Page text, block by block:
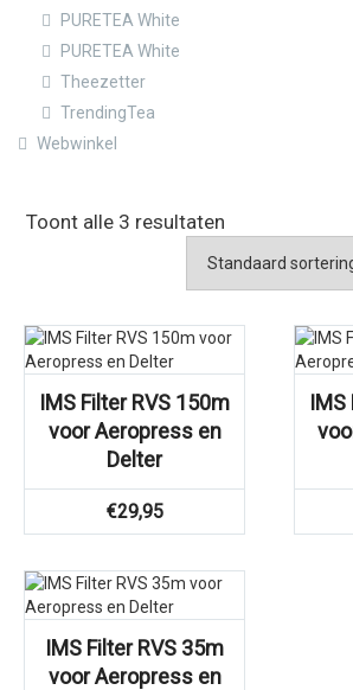
PURETEA White
PURETEA White
Theezetter
TrendingTea
Webwinkel
Toont alle 3 resultaten
IMS Filter RVS 150m
voor Aeropress en
Delter
€29,95
IMS
IMS Filter RVS 35m
voor Aeropress en